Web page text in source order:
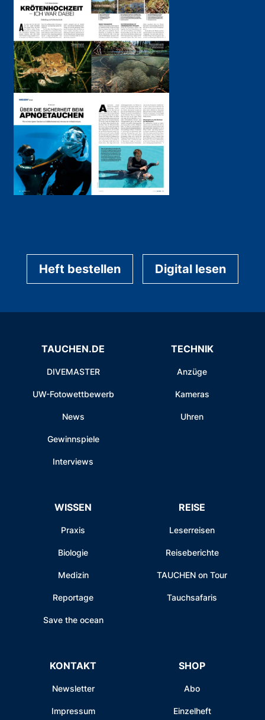
Heft bestellen Digital lesen
TAUCHEN.DE
DIVEMASTER
UW-Fotowettbewerb
News
Gewinnspiele
Interviews
TECHNIK
Anzüge
Kameras
Uhren
WISSEN
Praxis
Biologie
Medizin
Reportage
Save the ocean
REISE
Leserreisen
Reiseberichte
TAUCHEN on Tour
Tauchsafaris
KONTAKT
Newsletter
Impressum
SHOP
Abo
Einzelheft